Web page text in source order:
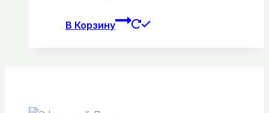
В Корзину